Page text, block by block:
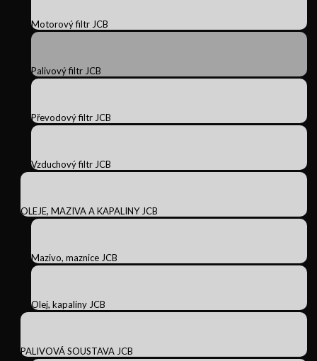
Motorový filtr JCB
Palivový filtr JCB
Převodový filtr JCB
Vzduchový filtr JCB
OLEJE, MAZIVA A KAPALINY JCB
Mazivo, maznice JCB
Olej, kapaliny JCB
PALIVOVÁ SOUSTAVA JCB